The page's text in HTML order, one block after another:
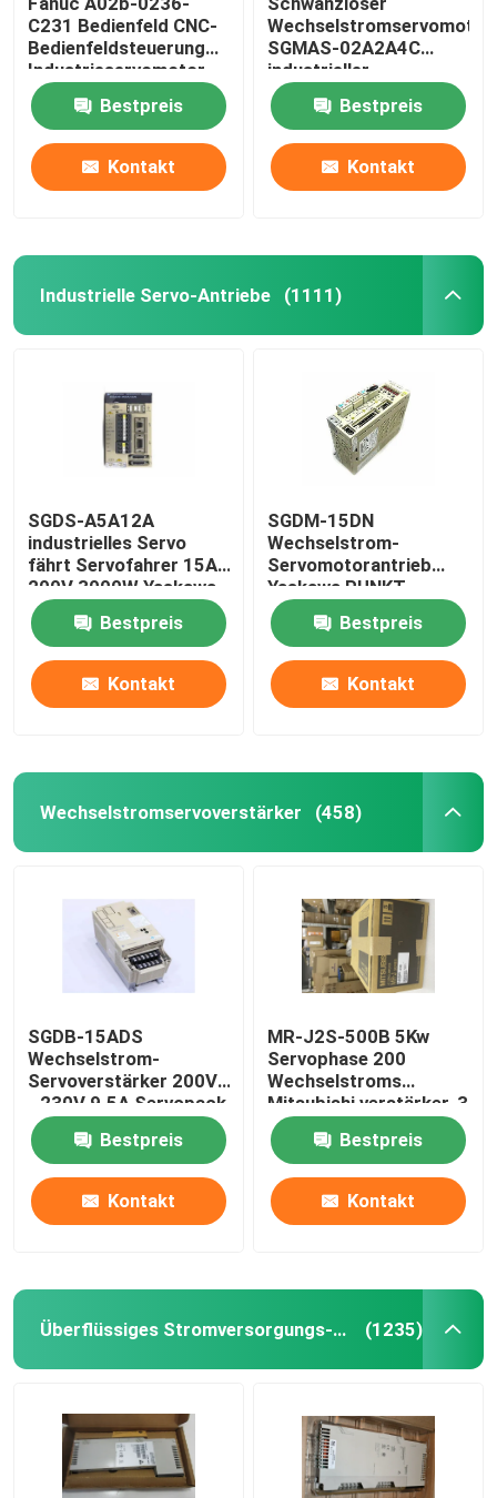
Programmierbarer Logik-Prüfer PLC
Industrieller zentrifugaler Fan
Andere
C231 Bedienfeld CNC-
Bedienfeldsteuerung
Industrieservomotor
Bestpreis
Kontakt
Wechselstromservomotor
SGMAS-02A2A4C
industrieller
Servomotor200w 200V
Bestpreis
Kontakt
Industrielle Servo-Antriebe (1111)
SGDS-A5A12A
industrielles Servo
fährt Servofahrer 15A
200V 3000W Yaskawa
Bestpreis
Kontakt
SGDM-15DN
Wechselstrom-
Servomotorantrieb
Yaskawa PUNKT
Servopack 0,5
Amperes 32Bestpreis
Kontakt
Wechselstromservoverstärker (458)
SGDB-15ADS
Wechselstrom-
Servoverstärker 200V
- 230V 9.5A Servopack
gab 10 Ampere ein
Bestpreis
Kontakt
MR-J2S-500B 5Kw
Servophase 200
Wechselstroms
Mitsubishi verstärker-3
bis 230VAC 50/60Hz
Bestpreis
Kontakt
Überflüssiges Stromversorgungs-Modul (1235)